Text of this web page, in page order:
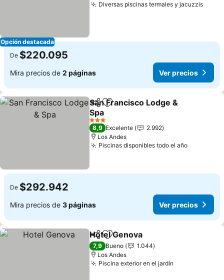
Opción destacada
Diversas piscinas termales y jacuzzis
De $220.095
Mira precios de 2 páginas Ver precios
CompartirAgregar a favoritos
San Francisco Lodge &
Spa
3 Estrellas
8,9 Excelente
2.992
Los Andes
Piscinas disponibles todo el año
De $292.942
Mira precios de 3 páginas Ver precios
CompartirAgregar a favoritos
Hotel Genova
7,9 Bueno
1.044
Los Andes
Piscina exterior en el jardín